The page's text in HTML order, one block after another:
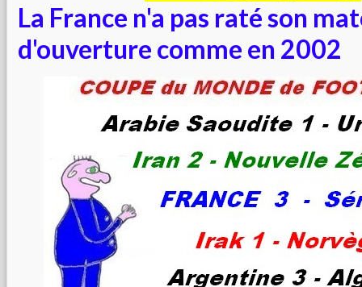
La France n'a pas raté son
d'ouverture comme en 2002